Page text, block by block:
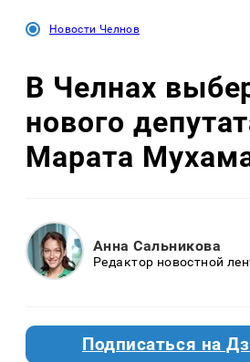
Новости Челнов
В Челнах
нового
Марата
Анна Сальникова
Редактор новостной
Подписаться на